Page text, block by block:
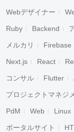
Webデザイナー
Ruby Backend
メルカリ Firebase
Next.js React
コンサル Flutter
プロジェクトマネジ
PdM Web Linux
ポータルサイト